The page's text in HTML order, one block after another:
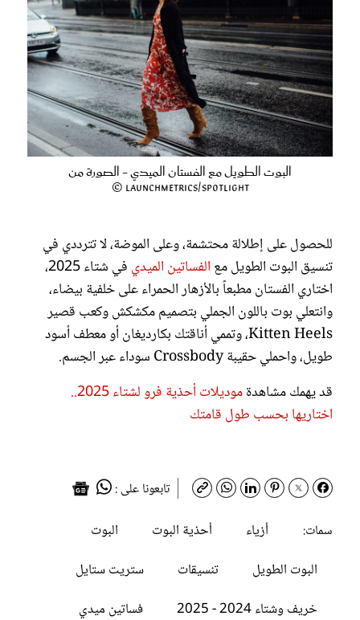
البوت الطويل مع الفستان الميدي - الصورة من
Launchmetrics/Spotlight ©
للحصول على إطلالة محتشمة، وعلى الموضة، لا تترددي في
تنسيق البوت الطويل مع الفساتين الميدي
في شتاء 2025،
اختاري الفستان مطبعاً بالأزهار الحمراء على خلفية بيضاء،
وانتعلي بوت باللون الجملي بتصميم مكشكش وكعب قصير
Kitten Heels، وتممي أناقتك بكارديغان أو معطف أسود
طويل، واحملي حقيبة Crossbody سوداء عبر الجسم.
قد يهمك مشاهدة
موديلات أحذية فرو لشتاء 2025..
اختاريها بحسب طول قامتك
تابعونا على :
سمات:
أزياء أحذية البوت
البوت
البوت الطويل
تنسيقات
ستريت ستايل
خريف وشتاء 2024 - 2025
فساتين ميدي